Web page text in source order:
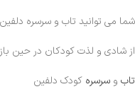
شما می توانید تاب و سرسره
از شادی و لذت کودکان در حین
تاب و سرسره کودک دلفین